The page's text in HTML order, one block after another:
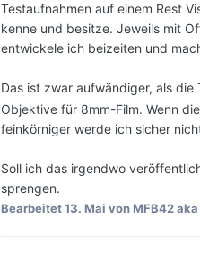
Testaufnahmen auf einem Rest
kenne und besitze. Jeweils mit
entwickele ich beizeiten und
Das ist zwar aufwändiger, als die
Objektive für 8mm-Film. Wenn
feinkörniger werde ich sicher
Soll ich das irgendwo
sprengen.
Bearbeitet13. Mai von MFB42